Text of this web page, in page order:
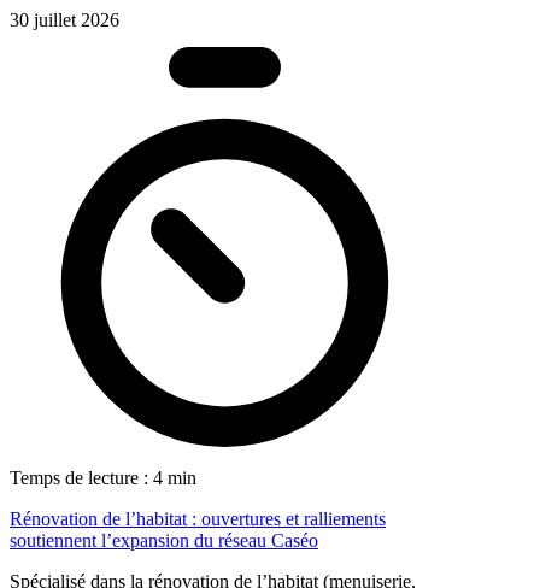
30 juillet 2026
Temps de lecture : 4 min
Rénovation de l’habitat : ouvertures et ralliements
soutiennent l’expansion du réseau Caséo
Spécialisé dans la rénovation de l’habitat (menuiserie,